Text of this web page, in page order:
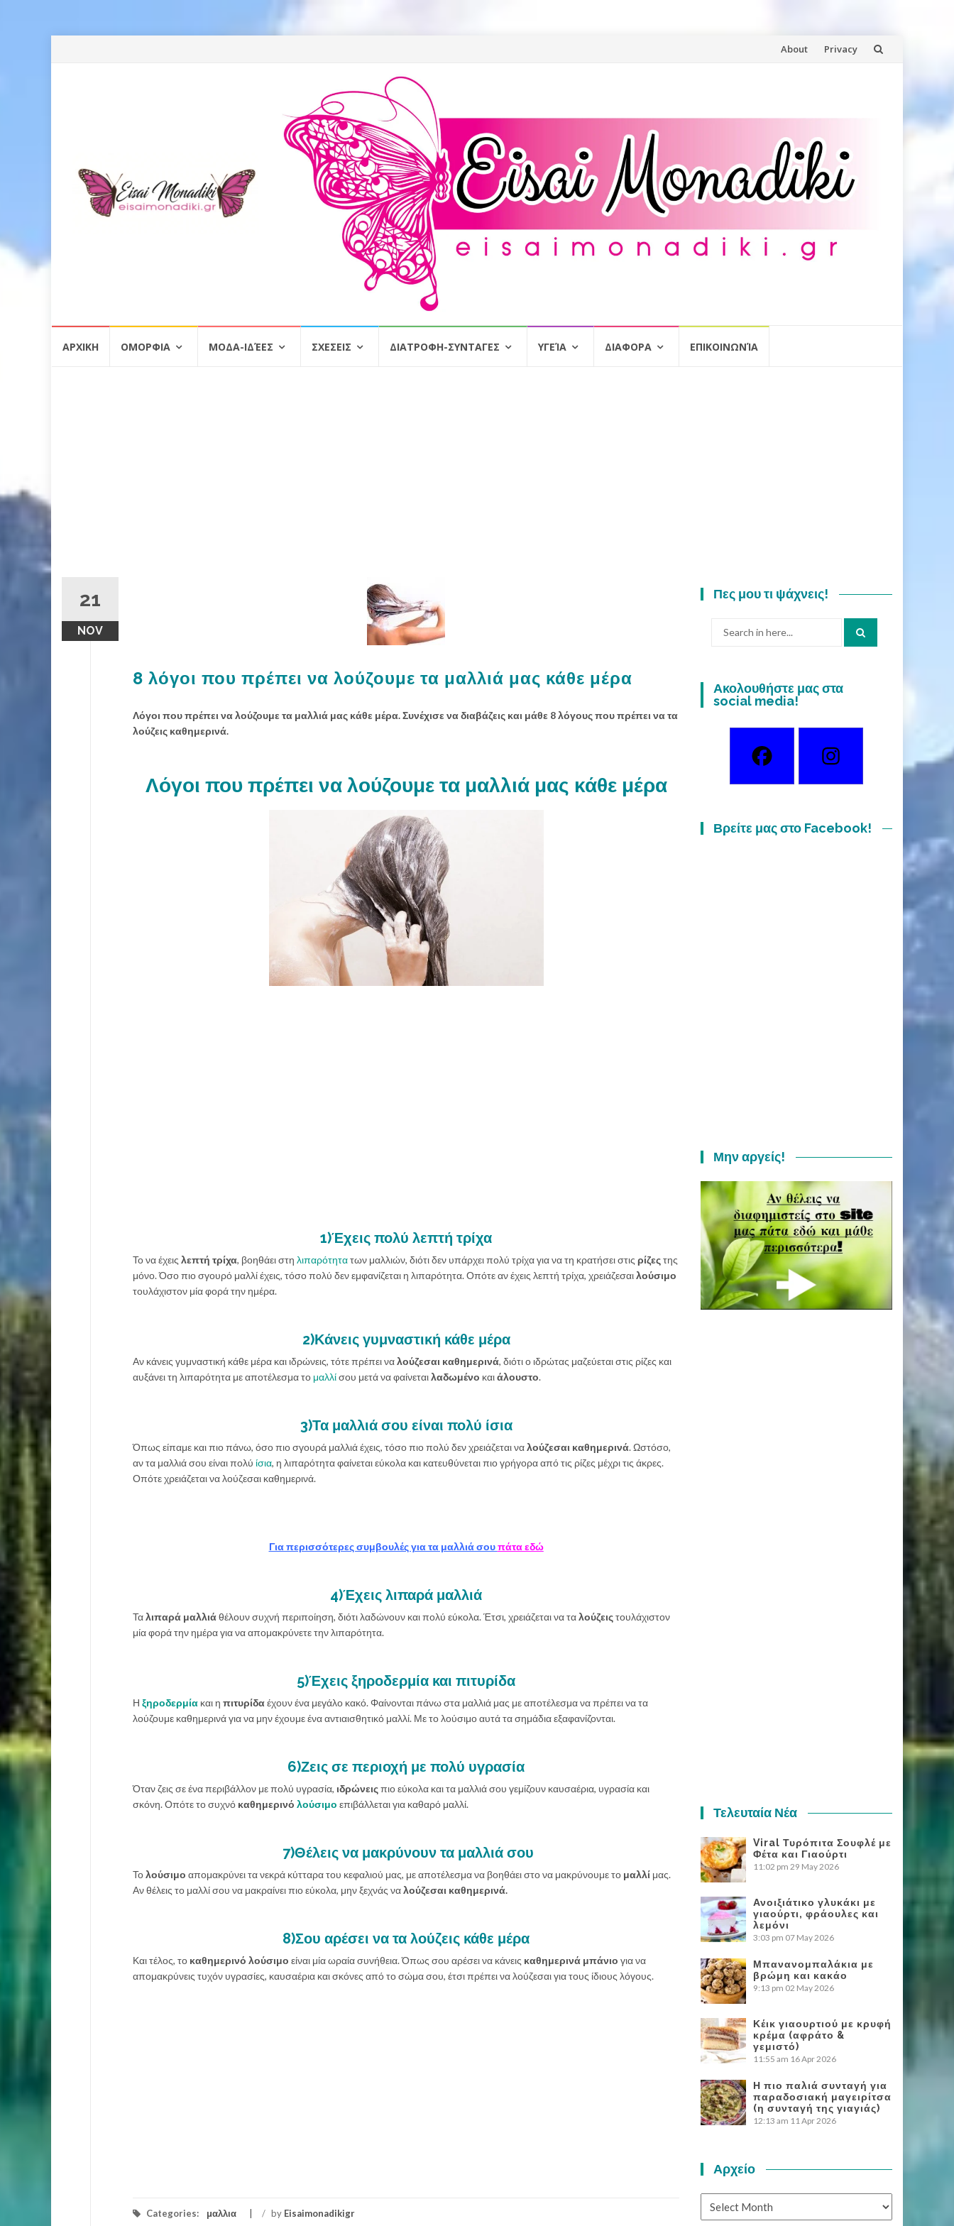
Skip
About Privacy
ΑΡΧΙΚΗ ΟΜΟΡΦΙΑ ΜΟΔΑ-ΙΔΈΕΣ ΣΧΕΣΕΙΣ ΔΙΑΤΡΟΦΗ-ΣΥΝΤΑΓΕΣ ΥΓΕΊΑ ΔΙΑΦΟΡΑ ΕΠΙΚΟΙΝΩΝΊΑ
21
NOV
8 λόγοι που πρέπει να λούζουμε τα μαλλιά μας κάθε μέρα
Λόγοι που πρέπει να λούζουμε τα μαλλιά μας κάθε μέρα. Συνέχισε να διαβάζεις και μάθε 8 λόγους που πρέπει να τα
λούζεις καθημερινά.
Λόγοι που πρέπει να λούζουμε τα μαλλιά μας κάθε μέρα
1)Έχεις πολύ λεπτή τρίχα
Το να έχεις λεπτή τρίχα, βοηθάει στη λιπαρότητατων μαλλιών, διότι δεν υπάρχει πολύ τρίχα για να τη κρατήσει στις ρίζεςτης
μόνο. Όσο πιο σγουρό μαλλί έχεις, τόσο πολύ δεν εμφανίζεται η λιπαρότητα. Οπότε αν έχεις λεπτή τρίχα, χρειάζεσαιλούσιμο
τουλάχιστον μία φορά την ημέρα.
2)Κάνεις γυμναστική κάθε μέρα
Αν κάνεις γυμναστική κάθε μέρα και ιδρώνεις, τότε πρέπει ναλούζεσαι καθημερινά, διότι ο ιδρώτας μαζεύεται στις ρίζες και
αυξάνει τη λιπαρότητα με αποτέλεσμα το μαλλίσου μετά να φαίνεταιλαδωμένο καιάλουστο.
3)Τα μαλλιά σου είναι πολύ ίσια
Όπως είπαμε και πιο πάνω, όσο πιο σγουρά μαλλιά έχεις, τόσο πιο πολύ δεν χρειάζεται ναλούζεσαι καθημερινά. Ωστόσο,
αν τα μαλλιά σου είναι πολύ ίσια, η λιπαρότητα φαίνεται εύκολα και κατευθύνεται πιο γρήγορα από τις ρίζες μέχρι τις άκρες.
Οπότε χρειάζεται να λούζεσαι καθημερινά.
Για περισσότερες συμβουλές για τα μαλλιά σουπάτα εδώ
4)Έχεις λιπαρά μαλλιά
Ταλιπαρά μαλλιάθέλουν συχνή περιποίηση, διότι λαδώνουν και πολύ εύκολα. Έτσι, χρειάζεται να ταλούζειςτουλάχιστον
μία φορά την ημέρα για να απομακρύνετε την λιπαρότητα.
5)Έχεις ξηροδερμία και πιτυρίδα
Η ξηροδερμία και η πιτυρίδαέχουν ένα μεγάλο κακό. Φαίνονται πάνω στα μαλλιά μας με αποτέλεσμα να πρέπει να τα
λούζουμε καθημερινά για να μην έχουμε ένα αντιαισθητικό μαλλί. Με το λούσιμο αυτά τα σημάδια εξαφανίζονται.
6)Ζεις σε περιοχή με πολύ υγρασία
Όταν ζεις σε ένα περιβάλλον με πολύ υγρασία, ιδρώνειςπιο εύκολα και τα μαλλιά σου γεμίζουν καυσαέρια, υγρασία και
σκόνη. Οπότε το συχνό καθημερινό λούσιμο επιβάλλεται για καθαρό μαλλί.
7)Θέλεις να μακρύνουν τα μαλλιά σου
Τολούσιμο απομακρύνει τα νεκρά κύτταρα του κεφαλιού μας, με αποτέλεσμα να βοηθάει στο να μακρύνουμε το μαλλί μας.
Αν θέλεις το μαλλί σου να μακραίνει πιο εύκολα, μην ξεχνάς ναλούζεσαι καθημερινά.
8)Σου αρέσει να τα λούζεις κάθε μέρα
Και τέλος, το καθημερινό λούσιμο είναι μία ωραία συνήθεια. Όπως σου αρέσει να κάνεις καθημερινά μπάνιο για να
απομακρύνεις τυχόν υγρασίες, καυσαέρια και σκόνες από το σώμα σου, έτσι πρέπει να λούζεσαι για τους ίδιους λόγους.
Categories: μαλλια / by Eisaimonadikigr
Πες μου τι ψάχνεις!
Ακολουθήστε μας στα
social media!
Βρείτε μας στο Facebook!
Μην αργείς!
Τελευταία Νέα
Viral Τυρόπιτα Σουφλέ με
Φέτα και Γιαούρτι
11:02 pm 29 May 2026
Ανοιξιάτικο γλυκάκι με
γιαούρτι, φράουλες και
λεμόνι
3:03 pm 07 May 2026
Μπανανομπαλάκια με
βρώμη και κακάο
9:13 pm 02 May 2026
Κέικ γιαουρτιού με κρυφή
κρέμα (αφράτο &
γεμιστό)
11:55 am 16 Apr 2026
Η πιο παλιά συνταγή για
παραδοσιακή μαγειρίτσα
(η συνταγή της γιαγιάς)
12:13 am 11 Apr 2026
Αρχείο